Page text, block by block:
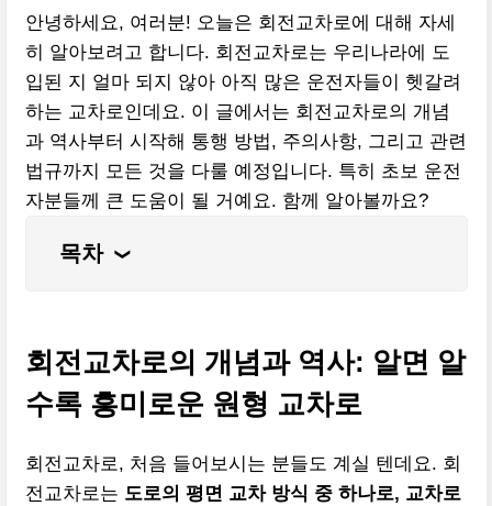
안녕하세요, 여러분! 오늘은 회전교차로에 대해 자세
히 알아보려고 합니다. 회전교차로는 우리나라에 도
입된 지 얼마 되지 않아 아직 많은 운전자들이 헷갈려
하는 교차로인데요. 이 글에서는 회전교차로의 개념
과 역사부터 시작해 통행 방법, 주의사항, 그리고 관련
법규까지 모든 것을 다룰 예정입니다. 특히 초보 운전
자분들께 큰 도움이 될 거예요. 함께 알아볼까요?
목차 ❮
회전교차로의 개념과 역사: 알면 알
수록 흥미로운 원형 교차로
회전교차로, 처음 들어보시는 분들도 계실 텐데요. 회
전교차로는 도로의 평면 교차 방식 중 하나로, 교차로